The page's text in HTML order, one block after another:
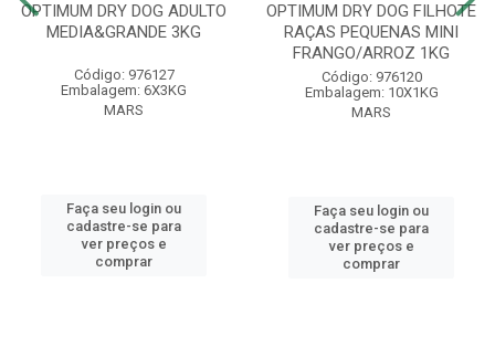
OPTIMUM DRY DOG ADULTO
MEDIA&GRANDE 3KG
Código: 976127
Embalagem: 6X3KG
MARS
Faça seu login ou
cadastre-se para
ver preços e
comprar
OPTIMUM DRY DOG FILHOTE
RAÇAS PEQUENAS MINI
FRANGO/ARROZ 1KG
Código: 976120
Embalagem: 10X1KG
MARS
Faça seu login ou
cadastre-se para
ver preços e
comprar